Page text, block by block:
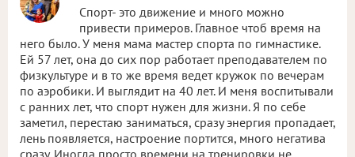
Спорт- это движение и много можно
привести примеров. Главное чтоб время на
него было. У меня мама мастер спорта по гимнастике.
Ей 57 лет, она до сих пор работает преподавателем по
физкультуре и в то же время ведет кружок по вечерам
по аэробики. И выглядит на 40 лет. И меня воспитывали
с ранних лет, что спорт нужен для жизни. Я по себе
заметил, перестаю заниматься, сразу энергия пропадает,
лень появляется, настроение портится, много негатива
сразу. Иногда просто времени на тренировки не